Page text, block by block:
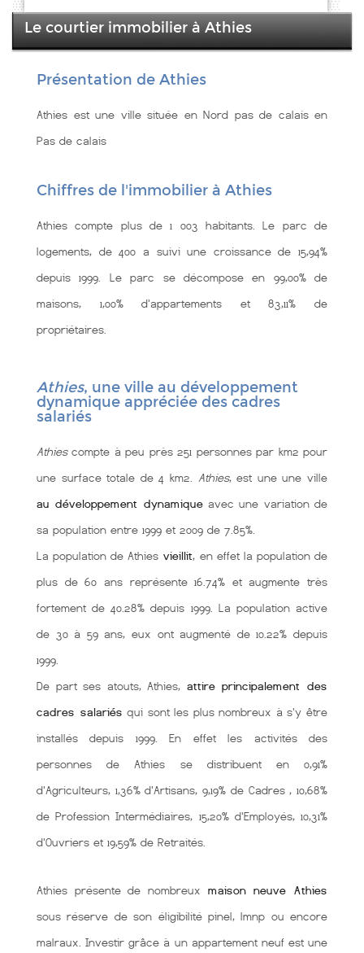
Le courtier immobilier à Athies
Présentation de Athies
Athies est une ville située en Nord pas de calais en
Pas de calais
Chiffres de l'immobilier à Athies
Athies compte plus de 1 003 habitants. Le parc de
logements, de 400 a suivi une croissance de 15,94%
depuis 1999. Le parc se décompose en 99,00% de
maisons, 1,00% d'appartements et 83,11% de
propriétaires.
Athies, une ville au développement
dynamique appréciée des cadres
salariés
Athiescompte à peu près 251 personnes par km2 pour
une surface totale de 4 km2. Athies, est une une ville
au développement dynamiqueavec une variation de
sa population entre 1999 et 2009 de 7.85%.
La population de Athies vieillit, en effet la population de
plus de 60 ans représente 16.74% et augmente très
fortement de 40.28% depuis 1999. La population active
de 30 à 59 ans, eux ont augmenté de 10.22% depuis
1999.
De part ses atouts, Athies, attire principalement des
cadres salariés qui sont les plus nombreux à s'y être
installés depuis 1999. En effet les activités des
personnes de Athies se distribuent en 0,91%
d'Agriculteurs, 1,36% d'Artisans, 9,19% de Cadres , 10,68%
de Profession Intermédiaires, 15,20% d'Employés, 10,31%
d'Ouvriers et 19,59% de Retraités.
Athies présente de nombreux maison neuve Athies
sous réserve de son éligibilité pinel, lmnp ou encore
malraux. Investir grâce à un appartement neuf est une